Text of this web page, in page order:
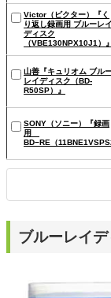
Victor（ビクター）『く
り返し録画用 ブルーレイ
ディスク
（VBE130NPX10J1）』
山善『キュリオム ブル
レイディスク（‎BD-
R50SP）』
SONY（ソニー）『録画
用
BD−RE（
ブルーレイ